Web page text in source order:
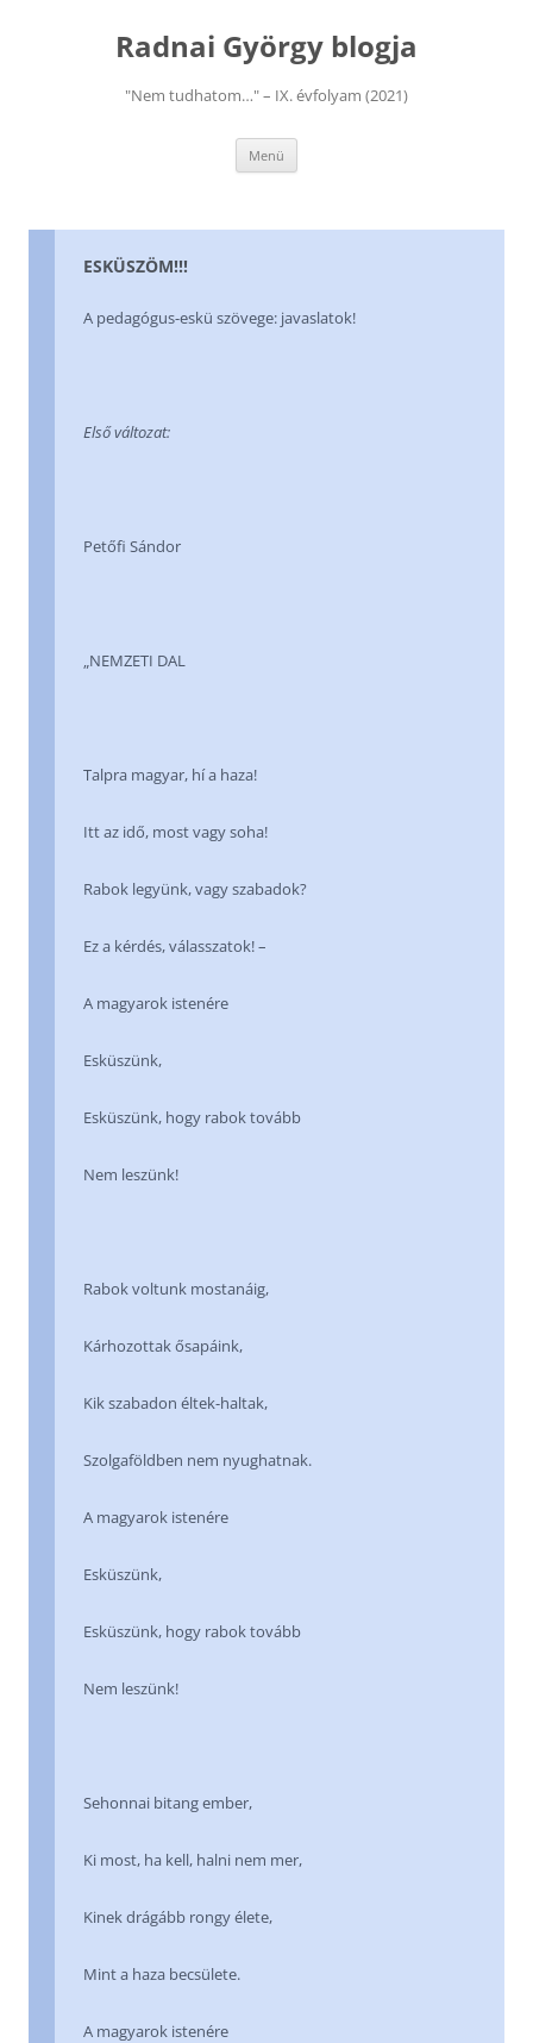
Radnai György blogja
"Nem tudhatom…" – IX. évfolyam (2021)
Menü
ESKÜSZÖM!!!
A pedagógus-eskü szövege: javaslatok!
Első változat:
Petőfi Sándor
„NEMZETI DAL
Talpra magyar, hí a haza!
Itt az idő, most vagy soha!
Rabok legyünk, vagy szabadok?
Ez a kérdés, válasszatok! –
A magyarok istenére
Esküszünk,
Esküszünk, hogy rabok tovább
Nem leszünk!
Rabok voltunk mostanáig,
Kárhozottak ősapáink,
Kik szabadon éltek-haltak,
Szolgaföldben nem nyughatnak.
A magyarok istenére
Esküszünk,
Esküszünk, hogy rabok tovább
Nem leszünk!
Sehonnai bitang ember,
Ki most, ha kell, halni nem mer,
Kinek drágább rongy élete,
Mint a haza becsülete.
A magyarok istenére